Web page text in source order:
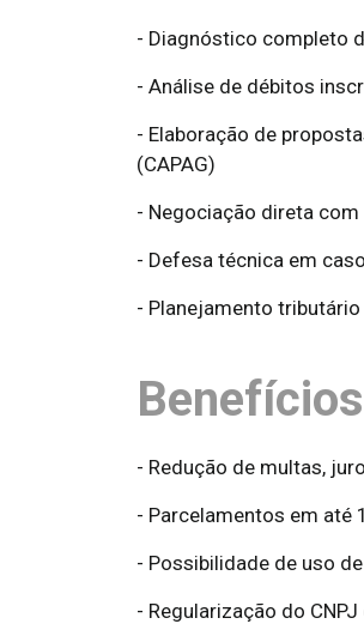
- Diagnóstico completo
- Análise de débitos
- Elaboração de
(CAPAG)
- Negociação direta
- Defesa técnica em
- Planejamento
- Redução de multas,
- Parcelamentos em até
- Possibilidade de uso
- Regularização do